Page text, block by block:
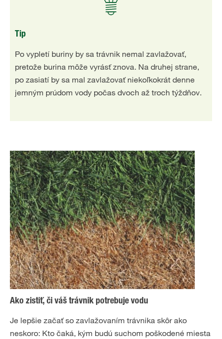
Tip
Po vypletí buriny by sa trávnik nemal zavlažovať,
pretože burina môže vyrásť znova. Na druhej strane,
po zasiatí by sa mal zavlažovať niekoľkokrát denne
jemným prúdom vody počas dvoch až troch týždňov.
Ako zistiť, či váš trávnik potrebuje vodu
Je lepšie začať so zavlažovaním trávnika skôr ako
neskoro: Kto čaká, kým budú suchom poškodené miesta